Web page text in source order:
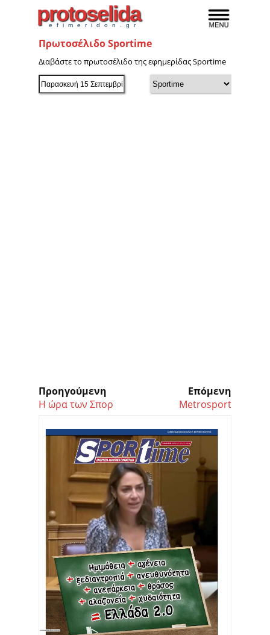
protoselida
efimeridon.gr
Πρωτοσέλιδο Sportime
Διαβάστε το πρωτοσέλιδο της εφημερίδας Sportime
Προηγούμενη
Η ώρα των Σπορ
Επόμενη
Metrosport